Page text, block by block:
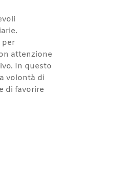
per
attenzione
In questo
volontà di
di favorire